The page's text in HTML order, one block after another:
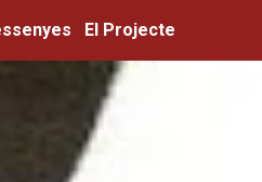
El Projecte